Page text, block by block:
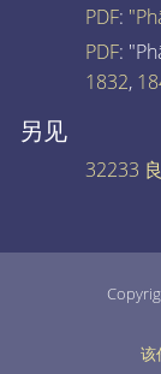
PDF:
PDF:
1832,
另见
32233
该